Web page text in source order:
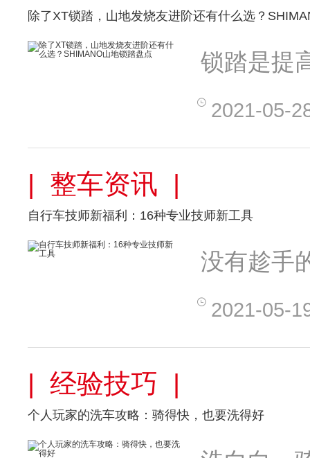
除了XT锁踏，山地发烧友进阶还有什么选？
锁踏是提
2021-05-
| 整车资讯 |
自行车技师新福利：16种专业技师新工具
没有趁手
2021-05-
| 经验技巧 |
个人玩家的洗车攻略：骑得快，也要洗得好